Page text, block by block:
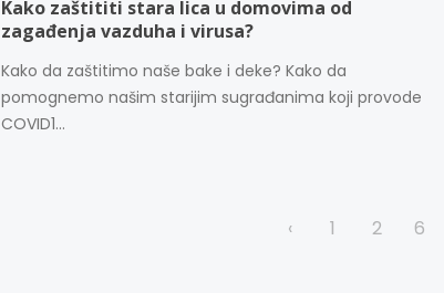
Kako zaštititi stara lica u domovima od
zagađenja vazduha i virusa?
Kako da zaštitimo naše bake i deke? Kako da
pomognemo našim starijim sugrađanima koji provode
COVID1...
‹ 1 2 6